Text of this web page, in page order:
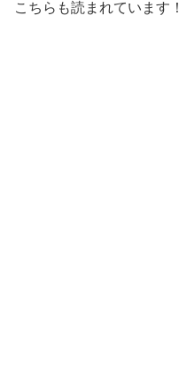
こちらも読まれています！